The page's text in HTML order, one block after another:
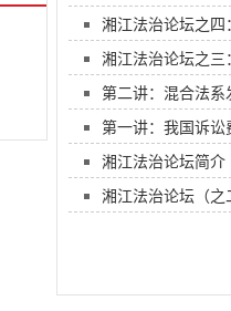
湘江法治论坛之四
湘江法治论坛之三
第二讲：混合法
第一讲：我国诉
湘江法治论坛简介
湘江法治论坛（之